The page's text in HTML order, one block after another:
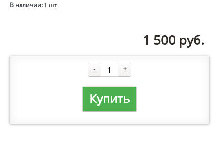
В наличии: 1 шт.
+
-
Купить
1 500 руб.